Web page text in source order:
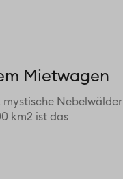
Mietwagen
mystische Nebelwälder
km2 ist das